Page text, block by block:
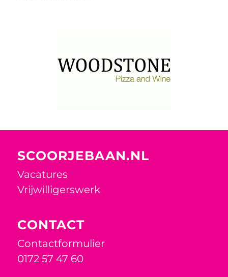
SCOORJEBAAN.NL
Vacatures
Vrijwilligerswerk
CONTACT
Contactformulier
0172 57 47 60